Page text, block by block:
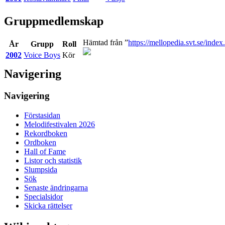
Gruppmedlemskap
År Grupp
Roll
2002 Voice Boys Kör
Hämtad från ”https://mellopedia.svt.se/
Navigering
Navigering
Förstasidan
Melodifestivalen 2026
Rekordboken
Ordboken
Hall of Fame
Listor och statistik
Slumpsida
Sök
Senaste ändringarna
Specialsidor
Skicka rättelser